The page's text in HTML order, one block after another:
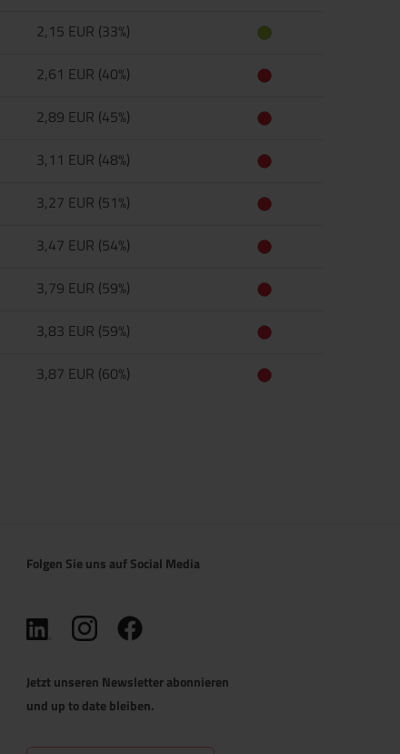
2,15 EUR (33%)
2,61 EUR (40%)
2,89 EUR (45%)
3,11 EUR (48%)
3,27 EUR (51%)
3,47 EUR (54%)
3,79 EUR (59%)
3,83 EUR (59%)
3,87 EUR (60%)
Folgen Sie uns auf Social Media
(öffnet in neuem Tab)
(öffnet in neuem Tab)
(öffnet in neuem Tab)
Jetzt unseren Newsletter abonnieren
und up to date bleiben.